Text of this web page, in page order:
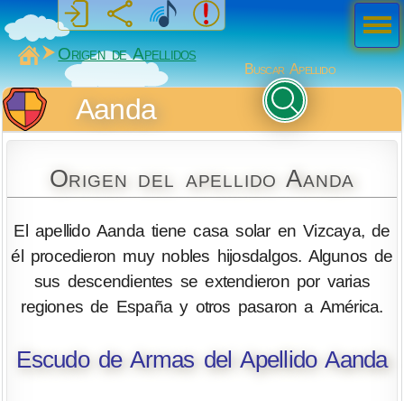
MiSabueso
Origen de Apellidos
Buscar Apellido
Aanda
Origen del apellido Aanda
El apellido Aanda tiene casa solar en Vizcaya, de
él procedieron muy nobles hijosdalgos. Algunos de
sus descendientes se extendieron por varias
regiones de España y otros pasaron a América.
Escudo de Armas del Apellido Aanda
Men
ú